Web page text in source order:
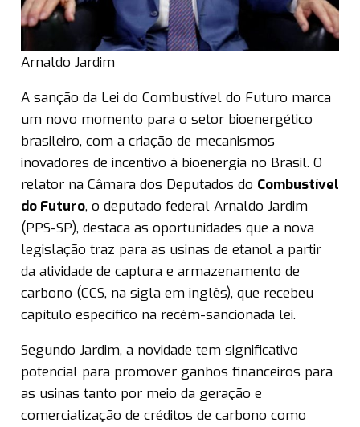
Arnaldo Jardim
A sanção da Lei do Combustível do Futuro marca
um novo momento para o setor bioenergético
brasileiro, com a criação de mecanismos
inovadores de incentivo à bioenergia no Brasil. O
relator na Câmara dos Deputados do Combustível
do Futuro, o deputado federal Arnaldo Jardim
(PPS-SP), destaca as oportunidades que a nova
legislação traz para as usinas de etanol a partir
da atividade de captura e armazenamento de
carbono (CCS, na sigla em inglês), que recebeu
capítulo específico na recém-sancionada lei.
Segundo Jardim, a novidade tem significativo
potencial para promover ganhos financeiros para
as usinas tanto por meio da geração e
comercialização de créditos de carbono como